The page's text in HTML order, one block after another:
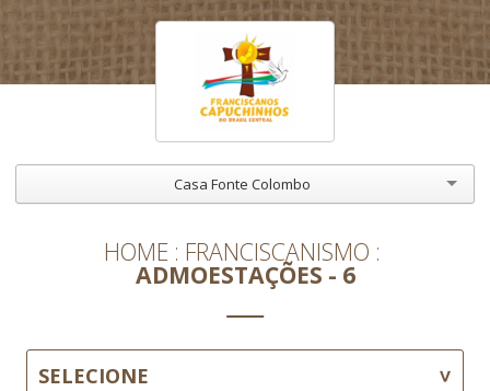
Casa Fonte Colombo
HOME FRANCISCANISMO
ADMOESTAÇÕES - 6
SELECIONE